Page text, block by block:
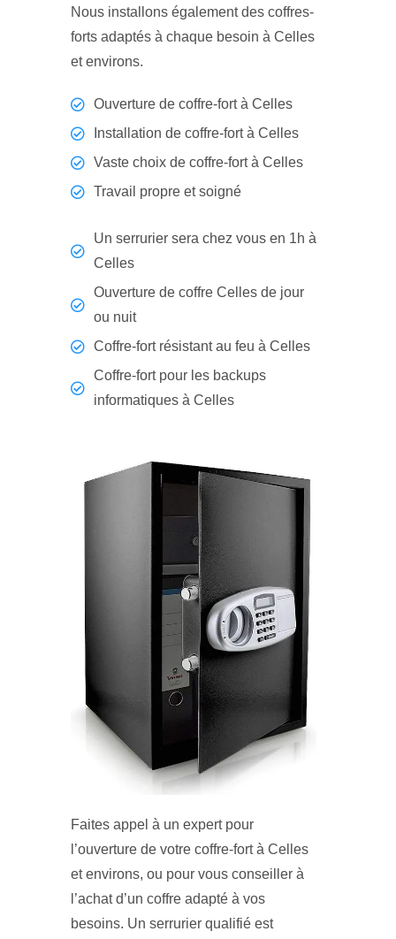
Nous installons également des coffres-
forts adaptés à chaque besoin à Celles
et environs.
Ouverture de coffre-fort à Celles
Installation de coffre-fort à Celles
Vaste choix de coffre-fort à Celles
Travail propre et soigné
Un serrurier sera chez vous en 1h à
Celles
Ouverture de coffre Celles de jour
ou nuit
Coffre-fort résistant au feu à Celles
Coffre-fort pour les backups
informatiques à Celles
Faites appel à un expert pour
l’ouverture de votre coffre-fort à Celles
et environs, ou pour vous conseiller à
l’achat d’un coffre adapté à vos
besoins. Un serrurier qualifié est